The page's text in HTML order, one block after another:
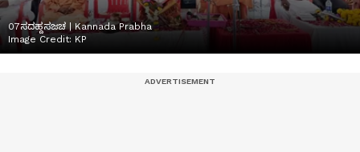
07ಸದಹ್ದಸಜಚ | Kannada Prabha
Image Credit: KP